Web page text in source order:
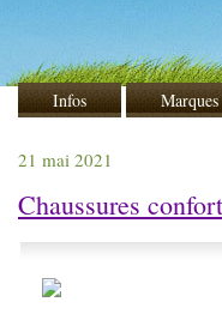
Infos Marques
21 mai 2021
Chaussures